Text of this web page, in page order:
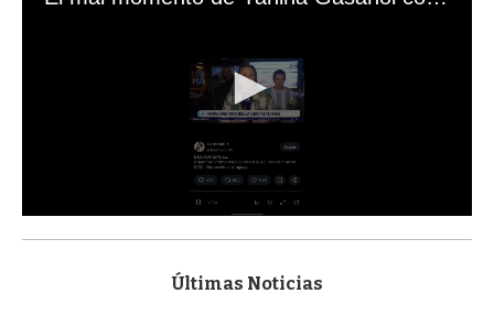
s
Últimas Noticias